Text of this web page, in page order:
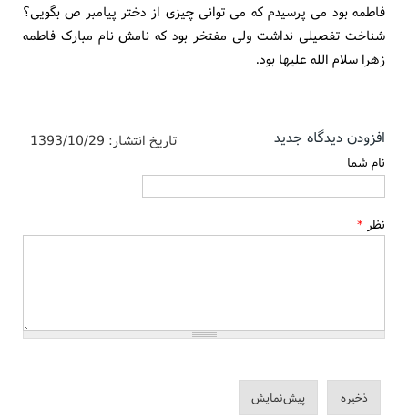
فاطمه بود می پرسیدم که می توانی چیزی از دختر پیامبر ص بگویی؟
شناخت تفصیلی نداشت ولی مفتخر بود که نامش نام مبارک فاطمه
زهرا سلام الله علیها بود.
تاریخ انتشار: 1393/10/29 افزودن دیدگاه جدید
نام شما
نظر *